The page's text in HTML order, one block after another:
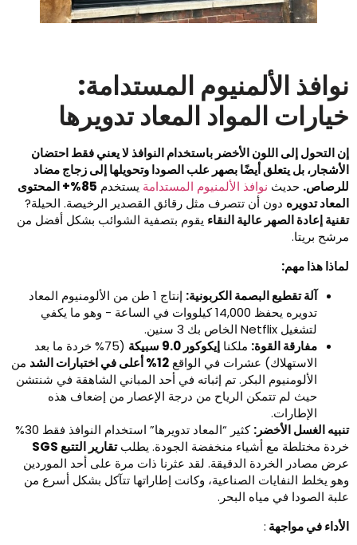
الألمنيوم المستدامة:
المواد المعاد تدويرها
التحول إلى اللون الأخضر باستخدام النوافذ لا يعني فقط احتضان
بل يتعلق أيضًا بصهر علب الصودا وتحويلها إلى زجاج مضاد
حديثنوافذ الألمنيوم المستدامةيستخدم
85%+ المحتوى
تدويرهدون أن تتصرف مثل رقائق القصدير الرخيصة. الحيلة?
إعادة الصهر عالية النقاءيقوم بتصفية الشوائب بشكل أفضل من
بريتا.
هذا مهم:
آلة تقطيع البصمة الكربونية:
إنتاج 1 طن من الألومنيوم المعاد
تدويره يحفظ 14,000 كيلووات في الساعة - وهو ما يكفي
لتشغيل Netflix الخاص بك 3 سنين.
مفارقة القوة:ملكناإيكوكور 9.0 سبيكة
(75% خردة ما بعد
الاستهلاك) عشرات في الواقع12% أعلى في اختبارات الشد
من
الألومنيوم البكر. تم إثباته في أحد المباني الشاهقة في شنتشن
حيث لم تتمكن الرياح من درجة الإعصار من إضعاف هذه
الإطارات.
الغسل الأخضر:
كثير “المعاد تدويرها” استخدام النوافذ فقط 30%
مختلطة مع أشياء منخفضة الجودة. يطلبتقارير التتبع SGS
مصادر الخردة الدقيقة. لقد عثرنا ذات مرة على أحد الموردين
يخلط النفايات الصناعية، وكانت إطاراتها تتآكل بشكل أسرع من
الصودا في مياه البحر.
في مواجهة: